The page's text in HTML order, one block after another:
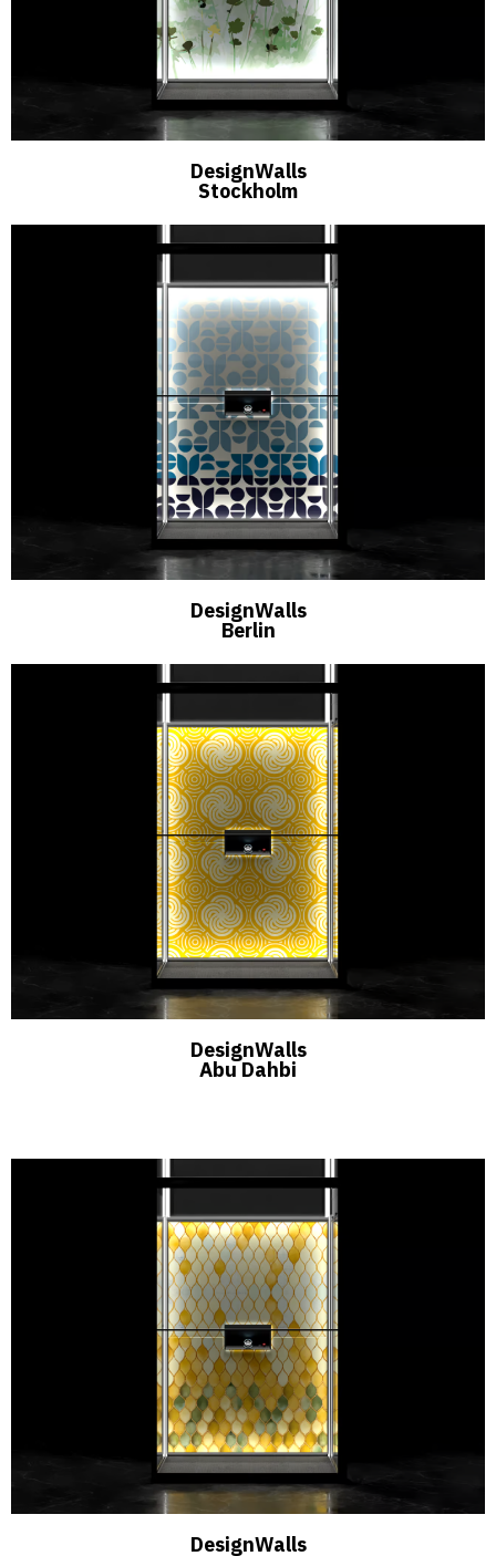
DesignWalls
Stockholm
DesignWalls
Berlin
DesignWalls
Abu Dahbi
DesignWalls